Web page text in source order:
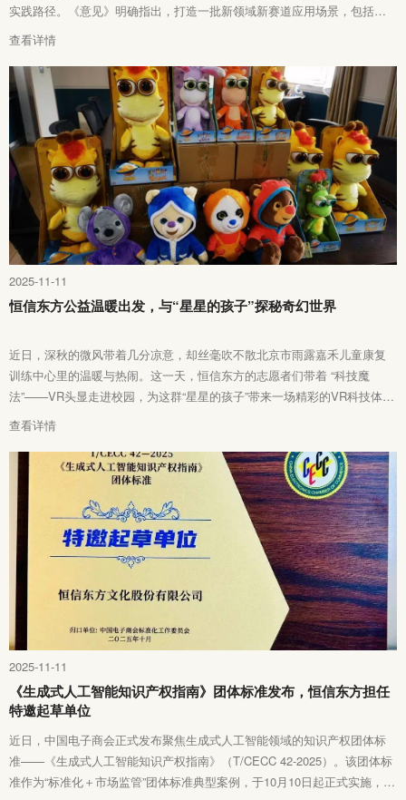
实践路径。《意见》明确指出，打造一批新领域新赛道应用场景，包括数
字经济、人工智能、全空间无人体系等领域。其中，在人工智能领域，加
强关键核心技术攻关和推广应用，加快高价值应用场景培育和开放，更好
满足科技、产业、消费、民生、治理、全球合作等各领域发展需要。
查看详情
2025-11-11
恒信东方公益温暖出发，与“星星的孩子”探秘奇幻世界
近日，深秋的微风带着几分凉意，却丝毫吹不散北京市雨露嘉禾儿童康复
训练中心里的温暖与热闹。这一天，恒信东方的志愿者们带着 “科技魔
法”——VR头显走进校园，为这群“星星的孩子”带来一场精彩的VR科技体
验，让孩子们足不出校，便可以“穿越”时空、“遨游”天地，在虚拟与现实的
交织中，收获一段难忘的成长记忆。
查看详情
2025-11-11
《生成式人工智能知识产权指南》团体标准发布，恒信东方担任
特邀起草单位
近日，中国电子商会正式发布聚焦生成式人工智能领域的知识产权团体标
准——《生成式人工智能知识产权指南》（T/CECC 42-2025）。该团体标
准作为“标准化＋市场监管”团体标准典型案例，于10月10日起正式实施，并